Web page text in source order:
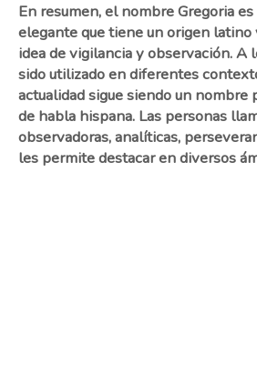
En resumen, el nombre Gregoria
elegante que tiene un origen latino
idea de vigilancia y observación. A
sido utilizado en diferentes
actualidad sigue siendo un nombre
de habla hispana. Las personas
observadoras, analíticas,
les permite destacar en diversos